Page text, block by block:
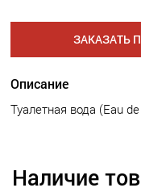
ЗАКАЗАТЬ
Описание
Туалетная вода (Eau
Наличие